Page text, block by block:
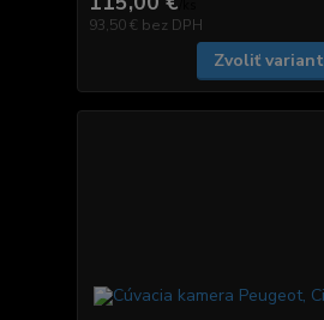
93,50 € bez DPH
Zvoliť variant